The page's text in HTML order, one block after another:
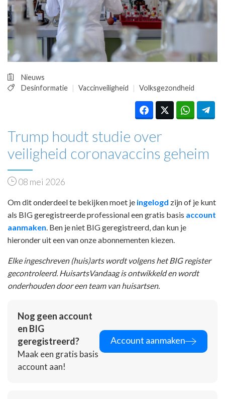
PRAKTIJKZAKEN
TARIEVEN
VPHUISARTSEN
MEDISCHE VAKHANDEL
REGISTRATIE
Nieuws
Desinformatie
Vaccinveiligheid Volksgezondheid
Trump houdt studie over
veiligheid coronavaccins geheim
08 mei 2026
Om dit onderdeel te bekijken moet je ingelogd zijn of je kunt
als BIG geregistreerde professional een gratis basis account
aanmaken . Ben je niet BIG geregistreerd, dan kun je
hieronder uit een van onze abonnementen kiezen.
Elke ingeschreven (huis)arts wordt volgens het BIG register
gecontroleerd. HuisartsVandaag is ontwikkeld en wordt
onderhouden door een team van huisartsen.
Nog geen account
en BIG
geregistreerd?
Maak een gratis basis
account aan!
Account aanmaken